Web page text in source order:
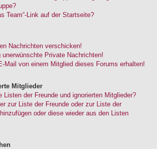
Team“-Link auf der Startseite?
Nachrichten verschicken!
unerwünschte Private Nachrichten!
Mail von einem Mitglied dieses Forums erhalten!
Mitglieder
Listen der Freunde und ignorierten Mitglieder?
zur Liste der Freunde oder zur Liste der
oder diese wieder aus den Listen